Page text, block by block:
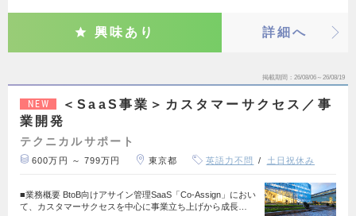
興味あり 詳細へ
掲載期間 26/08/06～26/08/19
NEW
＜SaaS事業＞カスタマーサクセス／事
業開発
テクニカルサポート
600万円 ～ 799万円 東京都 英語力不問 土日祝休み
■業務概要 BtoB向けアサイン管理SaaS「Co-Assign」におい
て、カスタマーサクセスを中心に事業立ち上げから成長…